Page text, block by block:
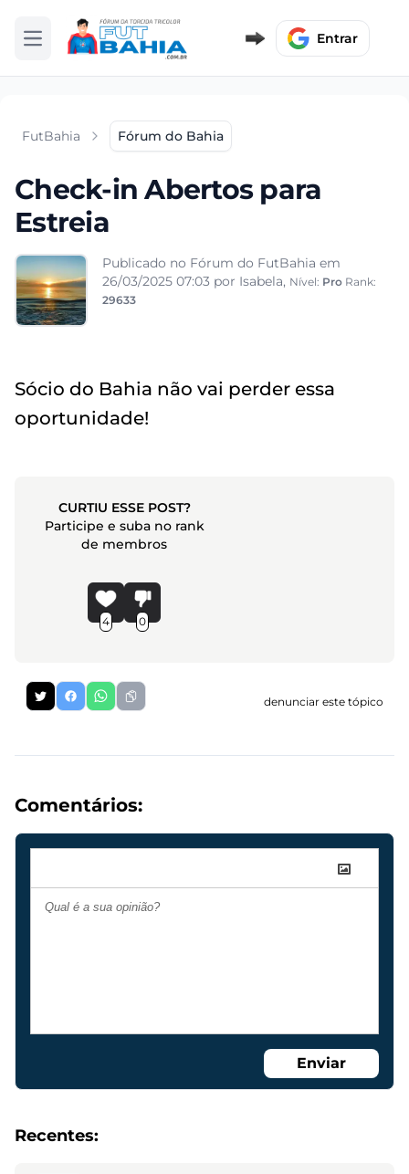
Abrir menu Entrar
FutBahia Fórum do Bahia
Check-in Abertos para
Estreia
Publicado no Fórum do FutBahia em
26/03/2025 07:03 por Isabela, Nível: Pro Rank:
29633
Sócio do Bahia não vai perder essa
oportunidade!
CURTIU ESSE POST?
Participe e suba no rank
de membros
4 0
denunciar este tópico
Comentários:
Enviar
Recentes: